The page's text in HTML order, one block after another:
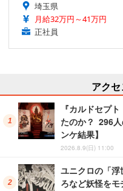
埼玉県
月給32万円～41万円
正社員
アク
『カルドセプ
たのか？ 296
ンケ結果】
2026.8.9(日) 11:00
ユニクロの「浮
ろなど妖怪をモ